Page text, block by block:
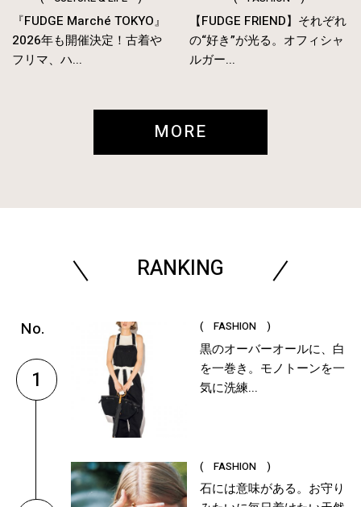
『FUDGE Marché TOKYO』
2026年も開催決定！古着や
フリマ、ハ...
【FUDGE FRIEND】それぞれ
の“好き”が光る。オフィシャ
ルガー...
MORE
RANKING
1
( FASHION )
黒のオーバーオールに、白
を一巻き。モノトーンを一
気に洗練...
( FASHION )
石には意味がある。お守り